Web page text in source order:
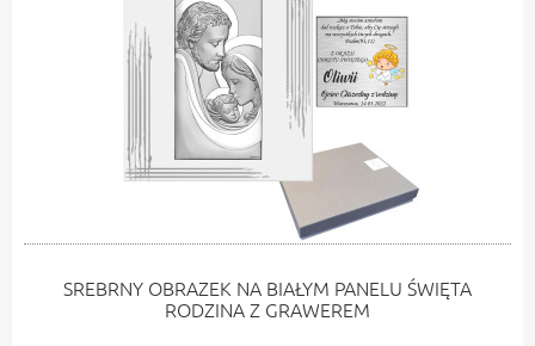
SREBRNY OBRAZEK NA BIAŁYM PANELU ŚWIĘTA
RODZINA Z GRAWEREM